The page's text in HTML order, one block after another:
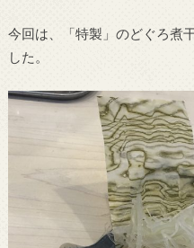
今回は、「特製」のどぐろ煮
した。